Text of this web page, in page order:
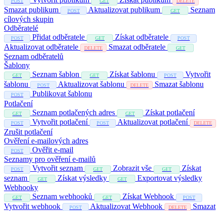
Smazat publikum POST Aktualizovat publikum GET
Seznam
cílových skupin
Odběratelé
POST Přidat odběratele GET Získat odběratele POST
Aktualizovat odběratele DELETE Smazat odběratele GET
Seznam odběratelů
Šablony
GET Seznam šablon GET Získat šablonu POST
Vytvořit
šablonu
POST Aktualizovat šablonu DELETE Smazat šablonu
POST
Publikovat šablonu
Potlačení
GET Seznam potlačených adres GET Získat potlačení
POST Vytvořit potlačení POST Aktualizovat potlačení DELETE
Zrušit potlačení
Ověření e-mailových adres
POST
Ověřit e-mail
Seznamy pro ověření e-mailů
POST Vytvořit seznam GET Zobrazit vše GET
Získat
seznam
GET Získat výsledky GET
Exportovat výsledky
Webhooky
GET Seznam webhooků GET Získat Webhook POST
Vytvořit webhook POST Aktualizovat Webhook DELETE
Smazat